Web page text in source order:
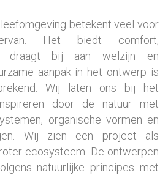
betekent veel voor
Het biedt comfort,
draagt bij aan welzijn en
aanpak in het ontwerp is
Wij laten ons bij het
door de natuur met
organische vormen en
Wij zien een project als
ecosysteem. De ontwerpen
natuurlijke principes met